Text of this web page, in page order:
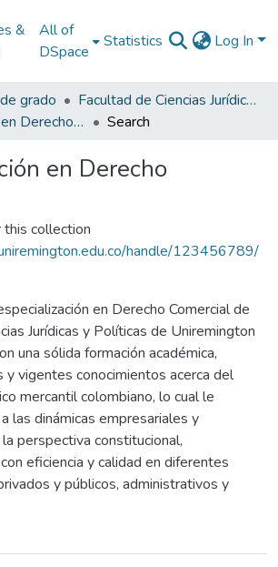
&
All of
DSpace
Statistics Log In
grado
Facultad de Ciencias Jurídicas y Políticas
Especialización en Derecho Comercial
Search
en Derecho
collection
handle/123456789/
en Derecho Comercial de
Jurídicas y Políticas de Uniremington
una sólida formación académica,
y vigentes conocimientos acerca del
mercantil colombiano, lo cual le
las dinámicas empresariales y
perspectiva constitucional,
eficiencia y calidad en diferentes
y públicos, administrativos y